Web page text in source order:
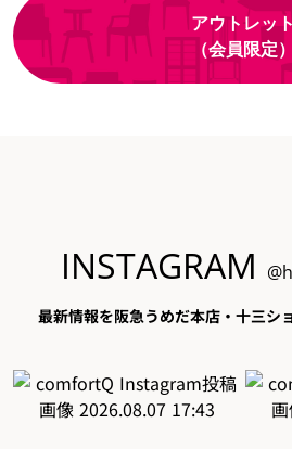
アウトレット
（会員限定）
INSTAGRAM
最新情報を阪急うめだ本店・十三シ